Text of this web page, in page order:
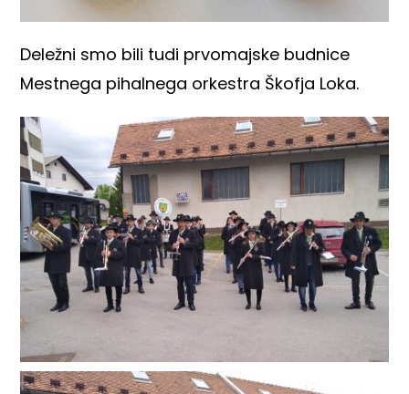
Deležni smo bili tudi prvomajske budnice
Mestnega pihalnega orkestra Škofja Loka.